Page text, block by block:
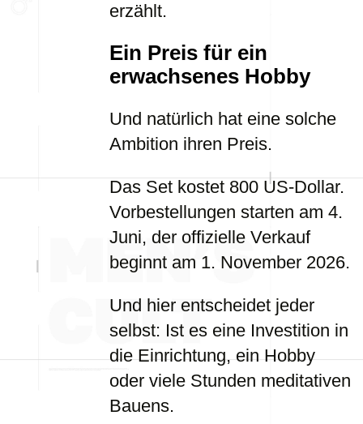
erzählt.
Ein Preis für ein
erwachsenes Hobby
Und natürlich hat eine solche
Ambition ihren Preis.
Das Set kostet 800 US-Dollar.
Vorbestellungen starten am 4.
Juni, der offizielle Verkauf
beginnt am 1. November 2026.
Und hier entscheidet jeder
selbst: Ist es eine Investition in
die Einrichtung, ein Hobby
oder viele Stunden meditativen
Bauens.